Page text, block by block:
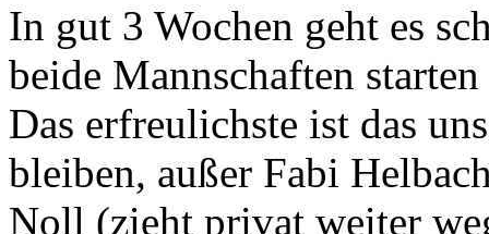
In gut 3 Wochen geht es
beide Mannschaften
Das erfreulichste ist das
bleiben, außer Fabi
Noll (zieht privat weiter